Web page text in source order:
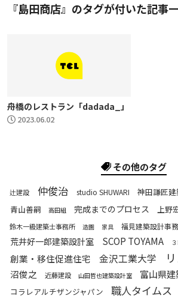
『島田商店』のタグが付いた記事
舟橋のレストラン「dadada_」
2023.06.02
その他のタグ
辻建設 仲俊治 studio SHUWARI
神田謙匠
青山善嗣
高田組 完成までのプロセス 上野
鈴木一級建築士事務所 造園 家具 福見建築設計事
荒井好一郎建築設計室 SCOP TOYAMA
創業・移住促進住宅 金沢工業大学
沼俊之 近藤建設 山田哲也建築設計室 富山県
コラレアルチザンジャパン 職人タイムス